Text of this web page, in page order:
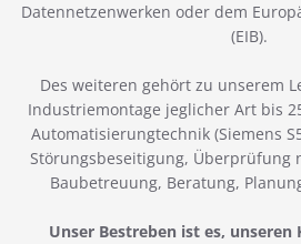
Datennetzenwerken oder dem
(EIB).
Des weiteren gehört zu unserem
Industriemontage jeglicher Art bis
Automatisierungtechnik (Siemens
Störungsbeseitigung, Überprüfung
Baubetreuung, Beratung,
Unser Bestreben ist es,